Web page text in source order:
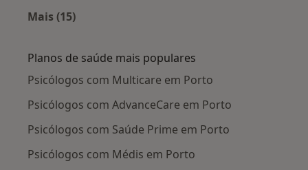
Mais (15)
Planos de saúde mais populares
Psicólogos com Multicare em Porto
Psicólogos com AdvanceCare em Porto
Psicólogos com Saúde Prime em Porto
Psicólogos com Médis em Porto